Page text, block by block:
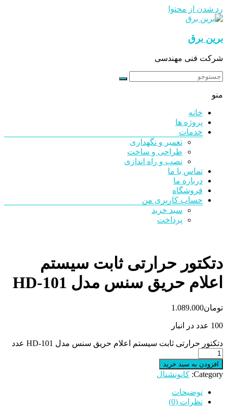
رد شدن از محتوا
برین برق
شرکت فنی مهندسی
منو
خانه
پروژه ها
خدمات
تعمیر و نگهداری
طراحی و ساخت
نصب و راه اندازی
تماس با ما
درباره ما
فروشگاه
حساب کاربری من
سبد خرید
پرداخت
دتکتور حرارتی ثابت سیستم
اعلام حریق سنس مدل HD-101
تومان1.089.000
100 عدد در انبار
دتکتور حرارتی ثابت سیستم اعلام حریق سنس مدل HD-101 عدد
افزودن به سبد خرید
Category: کانونشنال
توضیحات
نظرات (0)